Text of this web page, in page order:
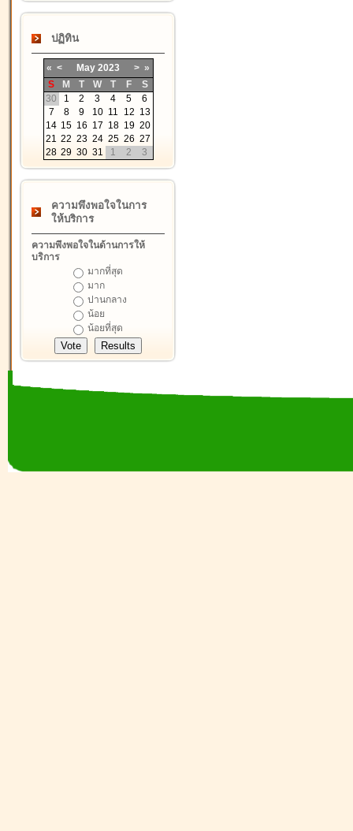
ปฏิทิน
« < May 2023 > »
S
M T W T F
S
30
1 2 3 4 5
6
7
8 9 10 11 12 13
14 15 16 17 18 19 20
21 22 23 24 25 26 27
28 29 30 31 1 2 3
ความพึงพอใจในการ
ให้บริการ
ความพึงพอใจในด้านการให้
บริการ
มากที่สุด
มาก
ปานกลาง
น้อย
น้อยที่สุด